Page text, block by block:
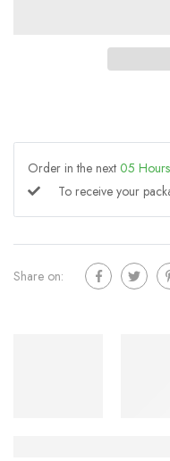
Order in the next 05 Hours
To receive your
Share on: